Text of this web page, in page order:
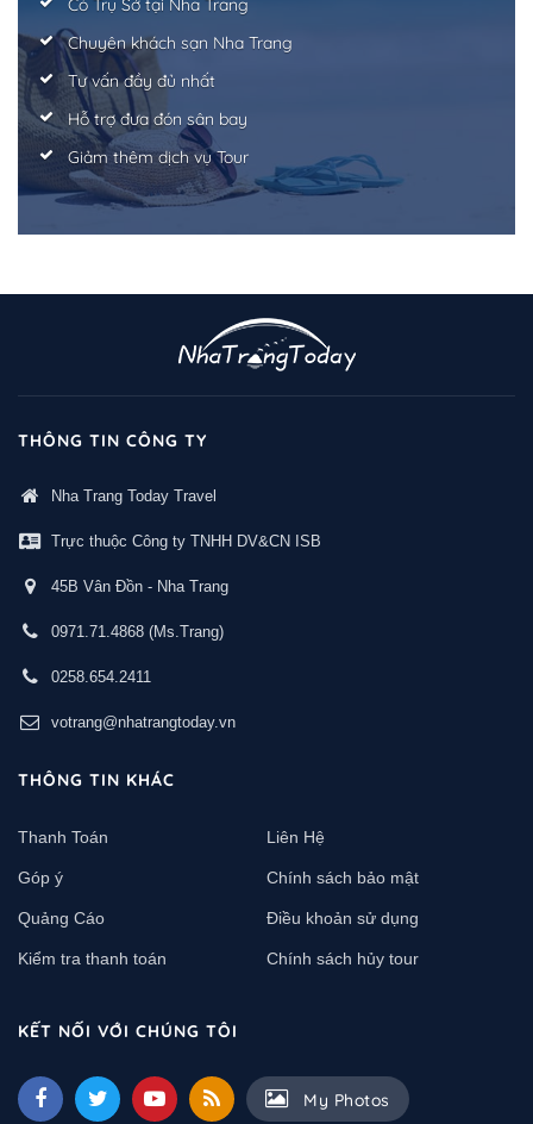
Có Trụ Sở tại Nha Trang
Chuyên khách sạn Nha Trang
Tư vấn đầy đủ nhất
Hỗ trợ đưa đón sân bay
Giảm thêm dịch vụ Tour
THÔNG TIN CÔNG TY
Nha Trang Today Travel
Trực thuộc Công ty TNHH DV&CN ISB
45B Vân Đồn - Nha Trang
0971.71.4868 (Ms.Trang)
0258.654.2411
votrang@nhatrangtoday.vn
THÔNG TIN KHÁC
Thanh Toán Liên Hệ
Góp ý Chính sách bảo mật
Quảng Cáo Điều khoản sử dụng
Kiểm tra thanh toán Chính sách hủy tour
KẾT NỐI VỚI CHÚNG TÔI
My Photos